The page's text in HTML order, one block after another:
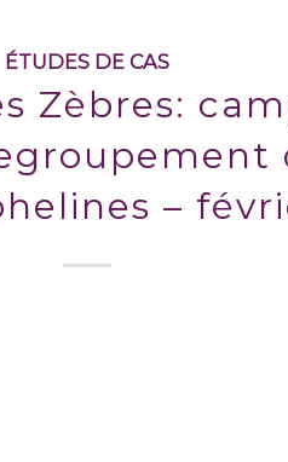
ÉTUDES DE CAS
Zèbres:
–